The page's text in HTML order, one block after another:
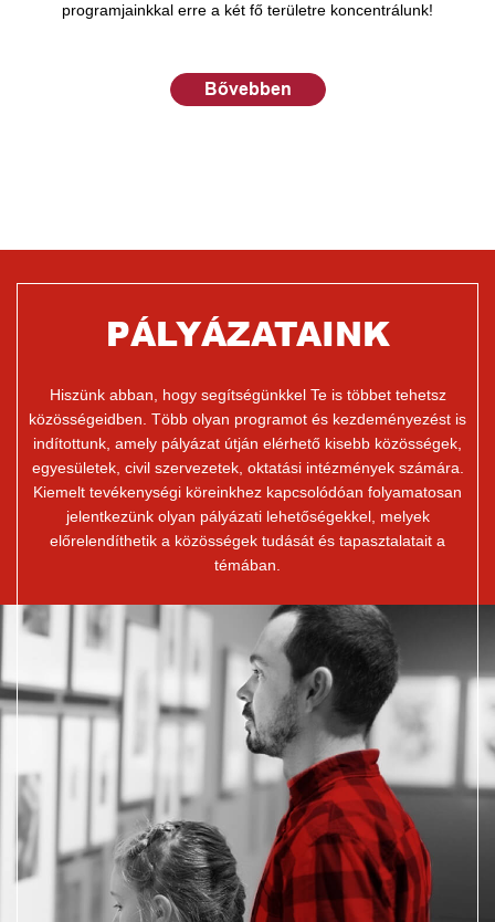
programjainkkal erre a két fő területre koncentrálunk!
Bővebben
PÁLYÁZATAINK
Hiszünk abban, hogy segítségünkkel Te is többet tehetsz
közösségeidben. Több olyan programot és kezdeményezést is
indítottunk, amely pályázat útján elérhető kisebb közösségek,
egyesületek, civil szervezetek, oktatási intézmények számára.
Kiemelt tevékenységi köreinkhez kapcsolódóan folyamatosan
jelentkezünk olyan pályázati lehetőségekkel, melyek
előrelendíthetik a közösségek tudását és tapasztalatait a
témában.